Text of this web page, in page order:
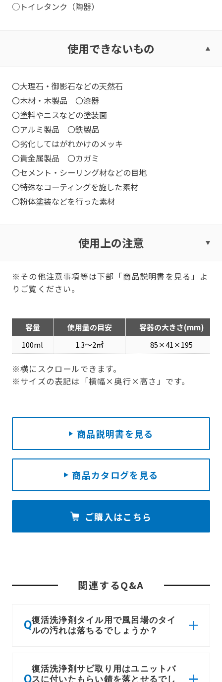
○トイレタンク（陶器）
使用できないもの
〇大理石・御影石などの天然石
〇木材・木製品 〇漆器
〇塗料やニスなどの塗装面
〇アルミ製品 〇鉄製品
〇劣化してはがれかけのメッキ
〇貴金属製品 〇カガミ
〇セメント・シーリング材などの目地
〇特殊なコーティングを施した素材
〇粉体塗装などを行った素材
使用上の注意
※その他注意事項等は下部「商品説明書を見る」よ
りご覧ください。
容量 使用量の目安
容器の大きさ(mm)
100ml
1.3〜2㎡ 85×41×195
※横にスクロールできます。
※サイズの表記は「横幅×奥行×高さ」です。
商品説明書を見る
商品カタログを見る
ご購入はこちら
関連するQ&A
Q復活洗浄剤タイル用で風呂場のタイ
ルの汚れは落ちるでしょうか？
Q
復活洗浄剤サビ取り用はユニットバ
スに付いたもらい錆を落とせるでし